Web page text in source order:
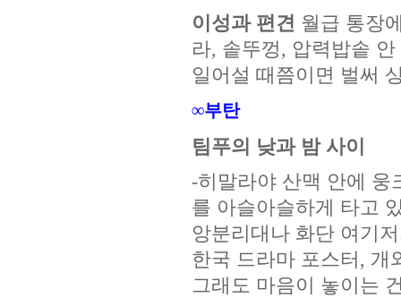
이성과 편견 월급 통장
라, 솥뚜껑, 압력밥솥
일어설 때쯤이면 벌써
∞부탄
팀푸의 낮과 밤 사이
-히말라야 산맥 안에 웅
를 아슬아슬하게 타고
앙분리대나 화단 여기
한국 드라마 포스터, 개
그래도 마음이 놓이는